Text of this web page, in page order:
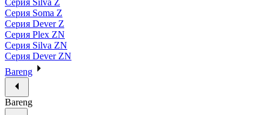
Серия Silva Z
Серия Soma Z
Серия Dever Z
Серия Plex ZN
Серия Silva ZN
Серия Dever ZN
Bareng
Bareng